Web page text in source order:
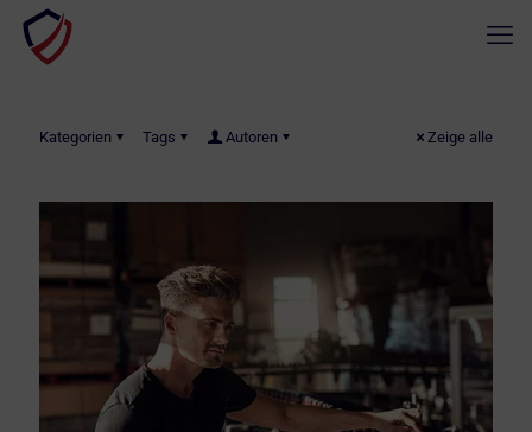
Kategorien Tags Autoren Zeige alle